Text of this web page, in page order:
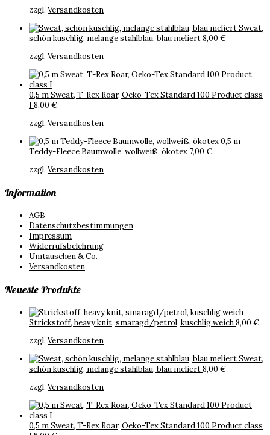
zzgl. Versandkosten
Sweat,
schön kuschlig, melange stahlblau, blau meliert8,00 €
zzgl. Versandkosten
0,5 m Sweat, T-Rex Roar, Oeko-Tex Standard 100 Product class
I 8,00 €
zzgl. Versandkosten
0,5 m
Teddy-Fleece Baumwolle, wollweiß, ökotex 7,00 €
zzgl. Versandkosten
Information
AGB
Datenschutzbestimmungen
Impressum
Widerrufsbelehrung
Umtauschen & Co.
Versandkosten
Neueste Produkte
Strickstoff, heavy knit, smaragd/petrol, kuschlig weich8,00 €
zzgl. Versandkosten
Sweat,
schön kuschlig, melange stahlblau, blau meliert8,00 €
zzgl. Versandkosten
0,5 m Sweat, T-Rex Roar, Oeko-Tex Standard 100 Product class